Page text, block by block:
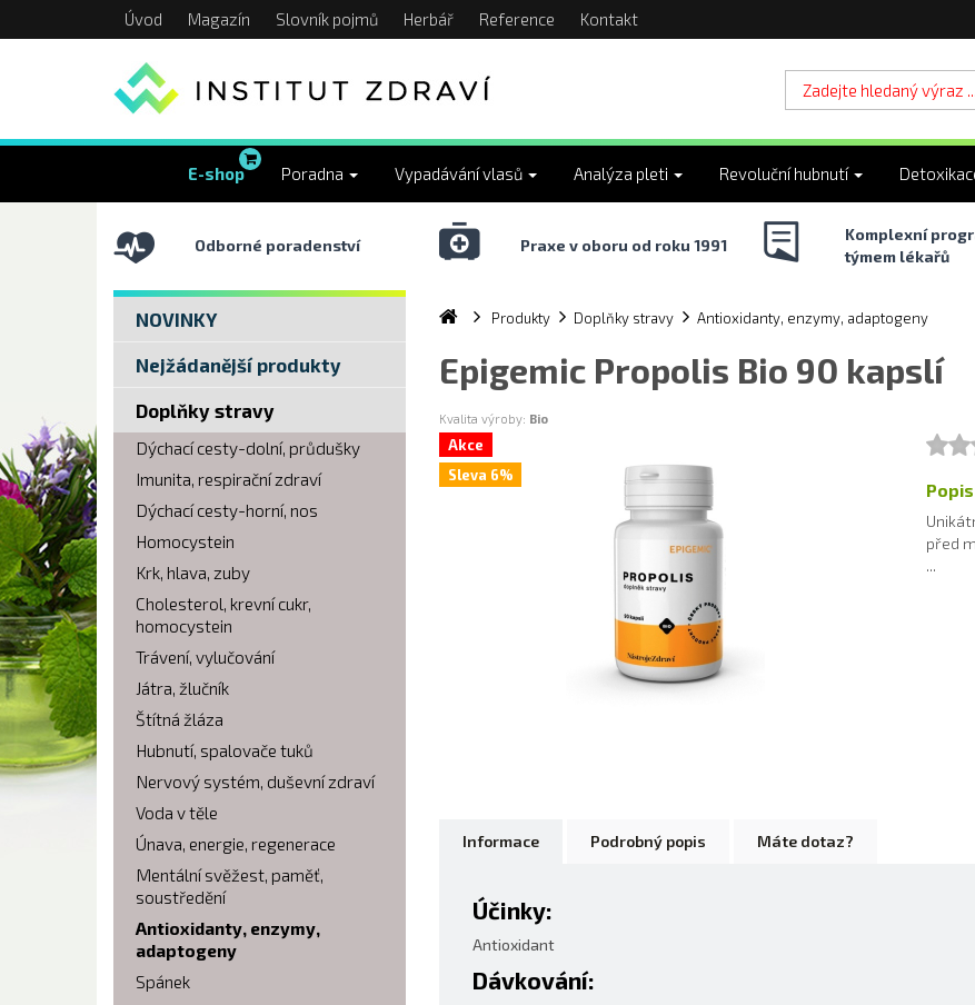
Úvod Magazín Slovník pojmů Herbář Reference Kontakt
E-shop Poradna Vypadávání vlasů Analýza pleti Revoluční hubnutí
Odborné poradenství Praxe v oboru od roku 1991
Komplexní
týmem lékařů
NOVINKY
Nejžádanější produkty
Doplňky stravy
Dýchací cesty-dolní, průdušky
Imunita, respirační zdraví
Dýchací cesty-horní, nos
Homocystein
Krk, hlava, zuby
Cholesterol, krevní cukr,
homocystein
Trávení, vylučování
Játra, žlučník
Štítná žláza
Hubnutí, spalovače tuků
Nervový systém, duševní zdraví
Voda v těle
Únava, energie, regenerace
Mentální svěžest, paměť,
soustředění
Antioxidanty, enzymy,
adaptogeny
Spánek
Produkty Doplňky stravy Antioxidanty, enzymy, adaptogeny
Epigemic Propolis Bio 90 kapslí
Kvalita výroby: Bio
Akce
Sleva 6%
před
...
Informace Podrobný popis Máte dotaz?
Účinky:
Antioxidant
Dávkování: